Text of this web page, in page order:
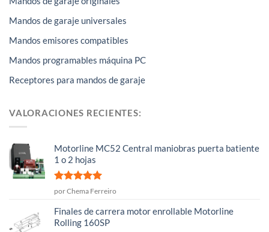
Mandos de garaje universales
Mandos emisores compatibles
Mandos programables máquina PC
Receptores para mandos de garaje
VALORACIONES RECIENTES:
Motorline MC52 Central maniobras puerta batiente
1 o 2 hojas
Valorado
por Chema Ferreiro
Finales de carrera motor enrollable Motorline
Rolling 160SP